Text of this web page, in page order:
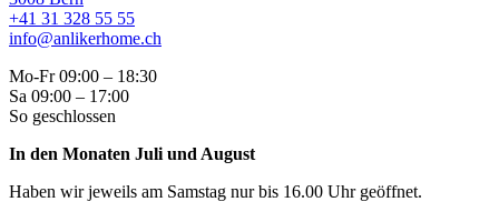
+41 31 328 55 55
info@anlikerhome.ch
Mo-Fr 09:00 – 18:30
Sa 09:00 – 17:00
So geschlossen
In den Monaten Juli und August
Haben wir jeweils am Samstag nur bis 16.00 Uhr geöffnet.